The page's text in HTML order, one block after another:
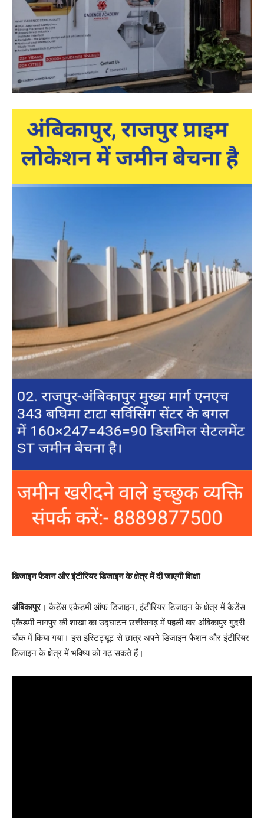
डिजाइन फैशन और इंटीरियर डिजाइन के क्षेत्र में दी जाएगी शिक्षा
अंबिकापुर। कैडेंस एकैडमी ऑफ डिजाइन, इंटीरियर डिजाइन के क्षेत्र में कैडेंस
एकैडमी नागपुर की शाखा का उद्घाटन छत्तीसगढ़ में पहली बार अंबिकापुर गुदरी
चौक में किया गया। इस इंस्टिट्यूट से छात्र अपने डिजाइन फैशन और इंटीरियर
डिजाइन के क्षेत्र में भविष्य को गढ़ सकते हैं।